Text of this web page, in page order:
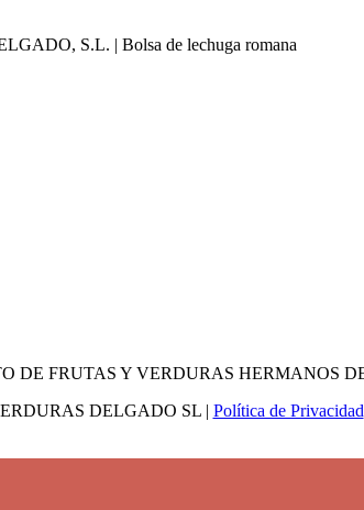
DELGADO SL | Política de Privacidad